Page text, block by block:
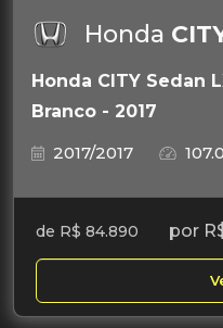
Honda
Honda CITY Sedan
Branco - 2017
2017/2017
de R$ 84.890 por